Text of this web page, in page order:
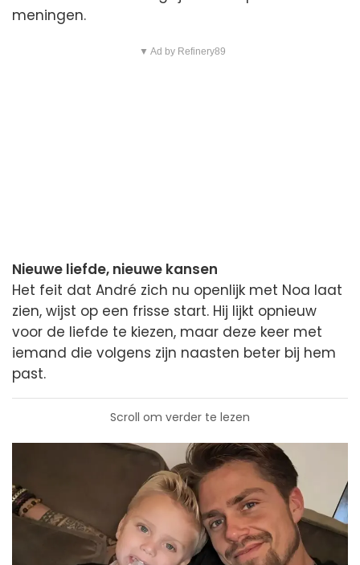
meningen.
▼ Ad by Refinery89
Nieuwe liefde, nieuwe kansen
Het feit dat André zich nu openlijk met Noa laat
zien, wijst op een frisse start. Hij lijkt opnieuw
voor de liefde te kiezen, maar deze keer met
iemand die volgens zijn naasten beter bij hem
past.
Scroll om verder te lezen